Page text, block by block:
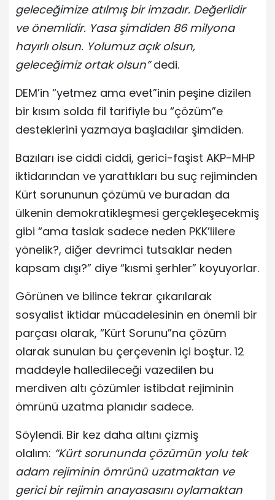
geleceğimize atılmış bir imzadır. Değerlidir
ve önemlidir. Yasa şimdiden 86 milyona
hayırlı olsun. Yolumuz açık olsun,
geleceğimiz ortak olsun”dedi.
DEM’in “yetmez ama evet”inin peşine dizilen
bir kısım solda fil tarifiyle bu “çözüm”e
desteklerini yazmaya başladılar şimdiden.
Bazıları ise ciddi ciddi, gerici-faşist AKP-MHP
iktidarından ve yarattıkları bu suç rejiminden
Kürt sorununun çözümü ve buradan da
ülkenin demokratikleşmesi gerçekleşecekmiş
gibi “ama taslak sadece neden PKK’lilere
yönelik?, diğer devrimci tutsaklar neden
kapsam dışı?” diye “kısmi şerhler” koyuyorlar.
Görünen ve bilince tekrar çıkarılarak
sosyalist iktidar mücadelesinin en önemli bir
parçası olarak, “Kürt Sorunu”na çözüm
olarak sunulan bu çerçevenin içi boştur. 12
maddeyle halledileceği vazedilen bu
merdiven altı çözümler istibdat rejiminin
ömrünü uzatma planıdır sadece.
Söylendi. Bir kez daha altını çizmiş
olalım: “Kürt sorununda çözümün yolu tek
adam rejiminin ömrünü uzatmaktan ve
gerici bir rejimin anayasasını oylamaktan